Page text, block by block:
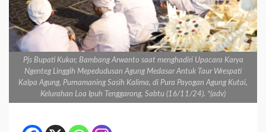
Pjs Bupati Kukar, Bambang Arwanto saat menghadiri Upacara Karya
Ngenteg Linggih Mepedudusan Agung Medasar Antuk Taur Wrespati
Kalpa Agung, Purnamaning Sasih Kalima, di Pura Payogan Agung Kutai,
Kelurahan Loa Ipuh Tenggarong, Sabtu (16/11/24). *(adv)